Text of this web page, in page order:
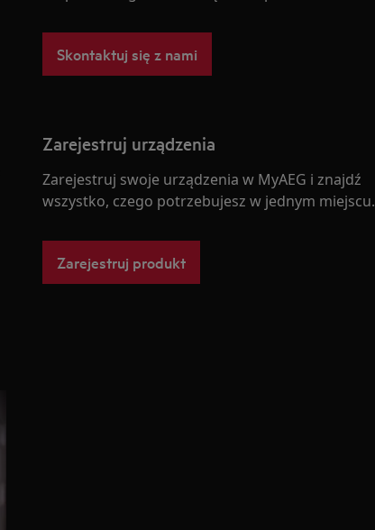
Skontaktuj się z nami
Zarejestruj urządzenia
Zarejestruj swoje urządzenia w MyAEG i znajdź
wszystko, czego potrzebujesz w jednym miejscu.
Zarejestruj produkt